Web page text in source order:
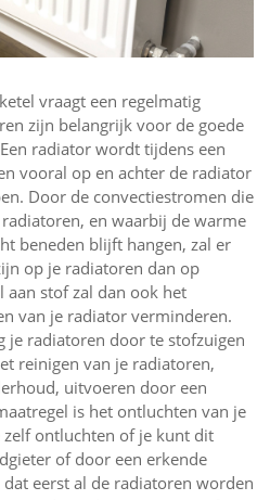
vraagt een regelmatig
zijn belangrijk voor de goede
radiator wordt tijdens een
vooral op en achter de radiator
Door de convectiestromen die
en waarbij de warme
beneden blijft hangen, zal er
op je radiatoren dan op
aan stof zal dan ook het
van je radiator verminderen.
je radiatoren door te stofzuigen
reinigen van je radiatoren,
uitvoeren door een
is het ontluchten van je
ontluchten of je kunt dit
of door een erkende
eerst al de radiatoren worden